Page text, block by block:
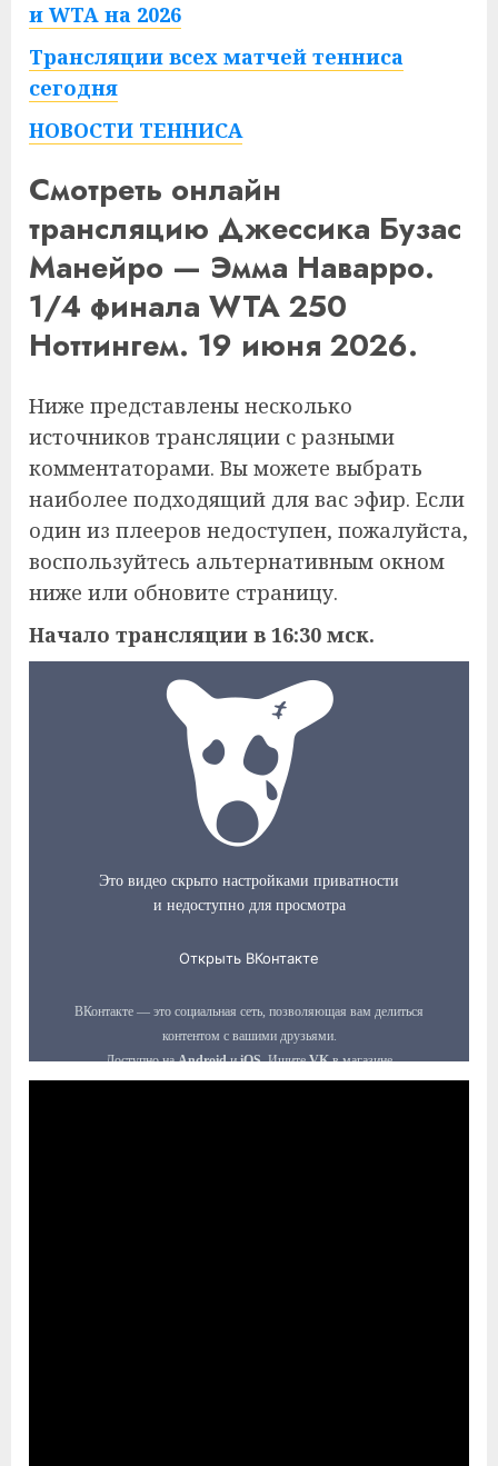
и WTA на 2026
Трансляции всех матчей тенниса
сегодня
НОВОСТИ ТЕННИСА
Смотреть онлайн
трансляцию Джессика Бузас
Манейро — Эмма Наварро.
1/4 финала WTA 250
Ноттингем. 19 июня 2026.
Ниже представлены несколько
источников трансляции с разными
комментаторами. Вы можете выбрать
наиболее подходящий для вас эфир. Если
один из плееров недоступен, пожалуйста,
воспользуйтесь альтернативным окном
ниже или обновите страницу.
Начало трансляции в 16:30 мск.